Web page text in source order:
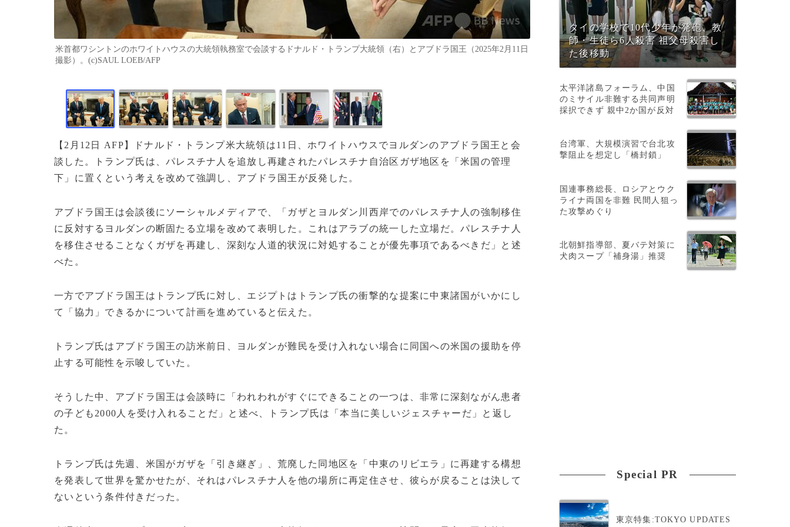
米首都ワシントンのホワイトハウスの大統領執務室で会談するドナルド・トランプ大統領（右）とアブドラ国王（2025年2月11日
撮影）。(c)SAUL LOEB/AFP
【2月12日 AFP】ドナルド・トランプ米大統領は11日、ホワイトハウスでヨルダンのアブドラ国王と会
談した。トランプ氏は、パレスチナ人を追放し再建されたパレスチナ自治区ガザ地区を「米国の管理
下」に置くという考えを改めて強調し、アブドラ国王が反発した。
アブドラ国王は会談後にソーシャルメディアで、「ガザとヨルダン川西岸でのパレスチナ人の強制移住
に反対するヨルダンの断固たる立場を改めて表明した。これはアラブの統一した立場だ。パレスチナ人
を移住させることなくガザを再建し、深刻な人道的状況に対処することが優先事項であるべきだ」と述
べた。
一方でアブドラ国王はトランプ氏に対し、エジプトはトランプ氏の衝撃的な提案に中東諸国がいかにし
て「協力」できるかについて計画を進めていると伝えた。
トランプ氏はアブドラ国王の訪米前日、ヨルダンが難民を受け入れない場合に同国への米国の援助を停
止する可能性を示唆していた。
そうした中、アブドラ国王は会談時に「われわれがすぐにできることの一つは、非常に深刻ながん患者
の子ども2000人を受け入れることだ」と述べ、トランプ氏は「本当に美しいジェスチャーだ」と返し
た。
トランプ氏は先週、米国がガザを「引き継ぎ」、荒廃した同地区を「中東のリビエラ」に再建する構想
を発表して世界を驚かせたが、それはパレスチナ人を他の場所に再定住させ、彼らが戻ることは決して
ないという条件付きだった。
タイの学校で10代少年が発砲、教
師・生徒ら6人殺害 祖父母殺害し
た後移動
太平洋諸島フォーラム、中国
のミサイル非難する共同声明
採択できず 親中2か国が反対
台湾軍、大規模演習で台北攻
撃阻止を想定し「橋封鎖」
国連事務総長、ロシアとウク
ライナ両国を非難 民間人狙っ
た攻撃めぐり
北朝鮮指導部、夏バテ対策に
犬肉スープ「補身湯」推奨
Special PR
東京特集:TOKYO UPDATES